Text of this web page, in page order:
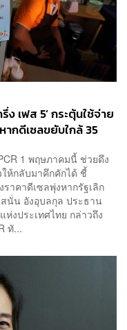
เฟส 5’ กระตุ้นใช้จ่าย
กดีเซลขยับใกล้ 35
1 พฤษภาคมนี้ ช่วยดึง
ให้กลับมาคึกคักได้ ชี้
ราคาดีเซลพุ่งหากรัฐเลิก
นั่น อังอุบลกุล ประธาน
งประเทศไทย กล่าวถึง
ทั...